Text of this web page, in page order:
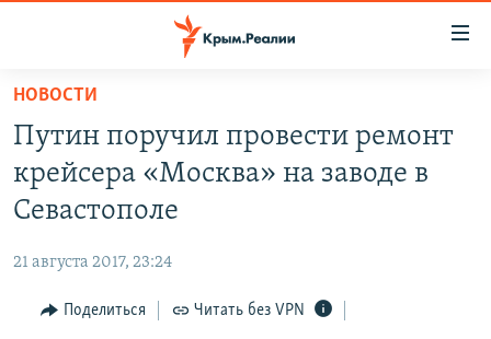
Вернуться
основному
содержанию
Вернутся
главной
навигации
Вернутся
СПЕЦПРОЕКТЫ
11 ЛЕТ ОККУПАЦИИ КРЫМА. 11 ИСТОРИЙ СОПРОТИВЛЕНИЯ
ВОДА
ЕЩЕ
ИНТЕРАКТИВ
РАДІО СВОБОДА
НОВОСТИ
Путин поручил провести ремонт
крейсера «Москва» на заводе в
Севастополе
21 августа 2017, 23:24
Поделиться Читать без VPN